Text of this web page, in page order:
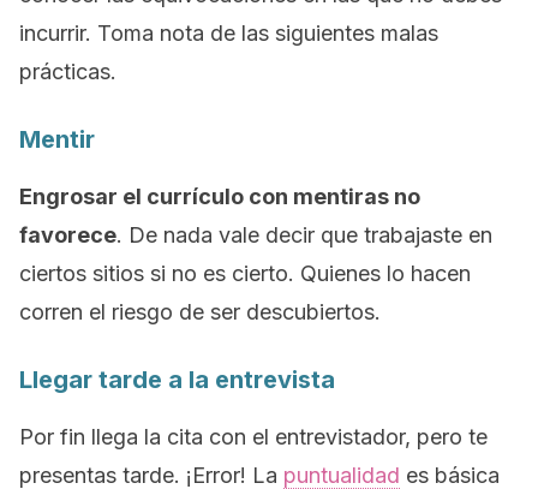
incurrir. Toma nota de las siguientes malas
prácticas.
Mentir
Engrosar el currículo con mentiras no
favorece. De nada vale decir que trabajaste en
ciertos sitios si no es cierto. Quienes lo hacen
corren el riesgo de ser descubiertos.
Llegar tarde a la entrevista
Por fin llega la cita con el entrevistador, pero te
presentas tarde. ¡Error! La puntualidad es básica